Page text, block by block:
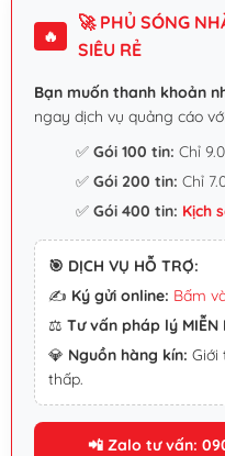
🔥
🚀 PHỦ SÓNG
SIÊU RẺ
Bạn muốn thanh khoản
ngay dịch vụ quảng cáo
✅Gói 100 tin: Chỉ
✅Gói 200 tin: Chỉ
✅Gói 400 tin: Kịch
🎯 DỊCH VỤ HỖ TRỢ:
✍️ Ký gửi online: Bấm
⚖️ Tư vấn pháp lý MIỄN
💎 Nguồn hàng kín: Giới
thấp.
📲 Zalo tư vấn: